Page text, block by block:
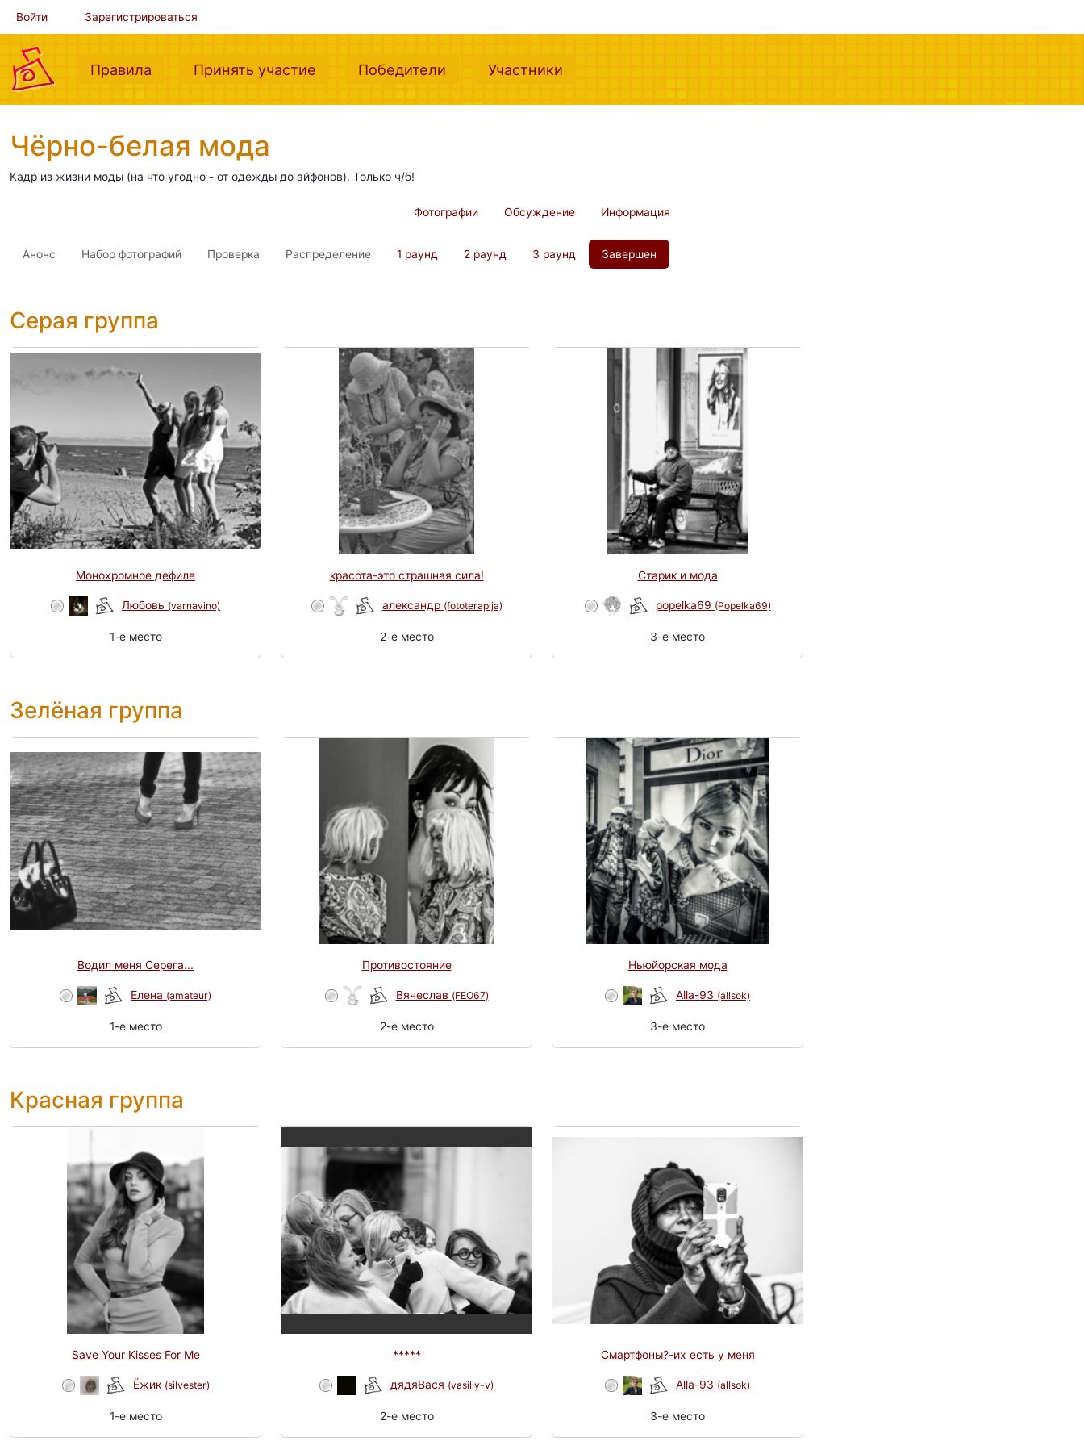
Войти Зарегистрироваться
Правила (current)Принять участие (current)Победители (current)Участники
Чёрно-белая мода
Кадр из жизни моды (на что угодно - от одежды до айфонов). Только ч/б!
Фотографии Обсуждение Информация
Анонс Набор фотографий Проверка Распределение 1 раунд 2 раунд 3 раунд Завершен
Серая группа
Монохромное дефиле
Любовь (varnavino)
1-e место
красота-это страшная сила!
александр (fototerapija)
2-e место
Старик и мода
popelka69 (Popelka69)
3-e место
Зелёная группа
Водил меня Серега...
Елена (amateur)
1-e место
Противостояние
Вячеслав (FEO67)
2-e место
Ньюйорская мода
Alla-93 (allsok)
3-e место
Красная группа
Save Your Kisses For Me
Ёжик (silvester)
1-e место
*****
дядяВася (vasiliy-v)
2-e место
Смартфоны?-их есть у меня
Alla-93 (allsok)
3-e место